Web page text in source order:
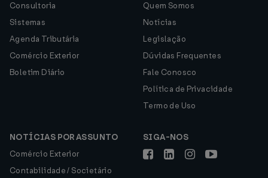
Consultoria
Sistemas
Agenda Tributária
Comércio Exterior
Boletim Diário
Quem Somos
Notícias
Legislação
Dúvidas Frequentes
Fale Conosco
Política de Privacidade
Termo de Uso
NOTÍCIAS POR ASSUNTO
Comércio Exterior
Contabilidade / Societário
SIGA-NOS